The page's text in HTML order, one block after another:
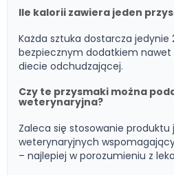
Ile kalorii zawiera jeden
Każda sztuka dostarcza jedynie
bezpiecznym dodatkiem nawet
diecie odchudzającej.
Czy te przysmaki można
weterynaryjna?
Zaleca się stosowanie produktu
weterynaryjnych
– najlepiej w porozumieniu z